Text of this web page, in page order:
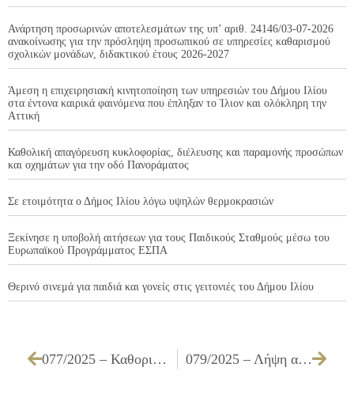
Ανάρτηση προσωρινών αποτελεσμάτων της υπ’ αριθ. 24146/03-07-2026
ανακοίνωσης για την πρόσληψη προσωπικού σε υπηρεσίες καθαρισμού
σχολικών μονάδων, διδακτικού έτους 2026-2027
Άμεση η επιχειρησιακή κινητοποίηση των υπηρεσιών του Δήμου Ιλίου
στα έντονα καιρικά φαινόμενα που έπληξαν το Ίλιον και ολόκληρη την
Αττική
Καθολική απαγόρευση κυκλοφορίας, διέλευσης και παραμονής προσώπων
και οχημάτων για την οδό Πανοράματος
Σε ετοιμότητα ο Δήμος Ιλίου λόγω υψηλών θερμοκρασιών
Ξεκίνησε η υποβολή αιτήσεων για τους Παιδικούς Σταθμούς μέσω του
Ευρωπαϊκού Προγράμματος ΕΣΠΑ
Θερινό σινεμά για παιδιά και γονείς στις γειτονιές του Δήμου Ιλίου
077/2025 – Καθορισμός αριθμού μαθητευόμενων Μεταλυκειακό έτος – Τάξη Μαθητείας ΕΠΑ.Λ για την απασχόληση στο Δήμο μας κατά την περίοδο 2025-2026 079/2025 – Λήψη απόφασης συναίνεσης του Δήμου Ιλίου σχετικά με αίτηση διόρθωσης γεωμετρικών μεταβολών στο Εθνικό Κτηματολόγιο